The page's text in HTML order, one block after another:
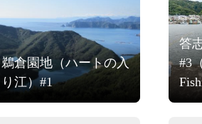
鵜倉園地（ハートの入
り江）#1
答
#3